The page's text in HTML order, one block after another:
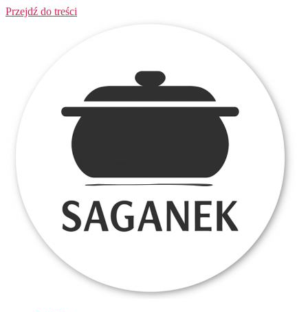
Przejdź do treści